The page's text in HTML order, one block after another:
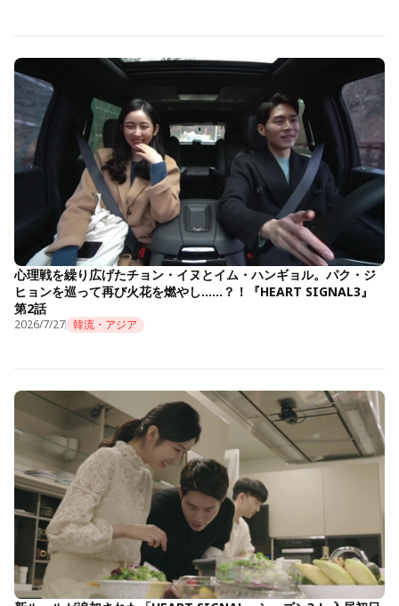
心理戦を繰り広げたチョン・イヌとイム・ハンギョル。パク・ジ
ヒョンを巡って再び火花を燃やし……？！『HEART SIGNAL3』
第2話
2026/7/27 韓流・アジア